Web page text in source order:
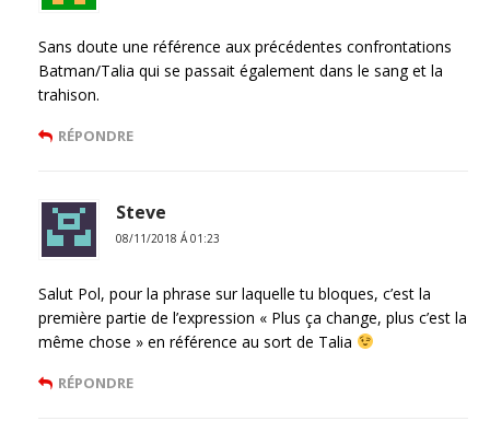
Sans doute une référence aux précédentes confrontations
Batman/Talia qui se passait également dans le sang et la
trahison.
RÉPONDRE
Steve
08/11/2018 Á 01:23
Salut Pol, pour la phrase sur laquelle tu bloques, c’est la
première partie de l’expression « Plus ça change, plus c’est la
même chose » en référence au sort de Talia
RÉPONDRE